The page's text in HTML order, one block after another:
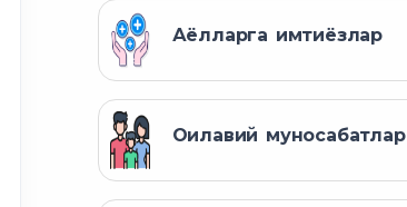
Аёлларга имтиёзлар
Оилавий муносабатлар